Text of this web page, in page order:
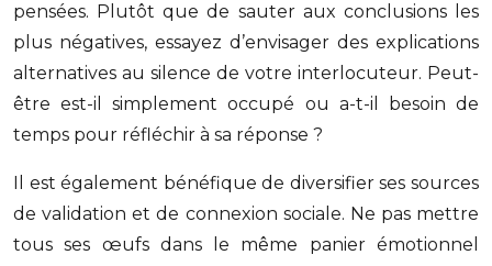
pensées. Plutôt que de sauter aux conclusions les
plus négatives, essayez d’envisager des explications
alternatives au silence de votre interlocuteur. Peut-
être est-il simplement occupé ou a-t-il besoin de
temps pour réfléchir à sa réponse ?
Il est également bénéfique de diversifier ses sources
de validation et de connexion sociale. Ne pas mettre
tous ses œufs dans le même panier émotionnel